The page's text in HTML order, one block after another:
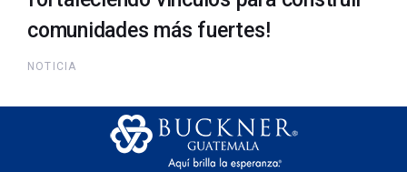
comunidades más fuertes!
NOTICIA